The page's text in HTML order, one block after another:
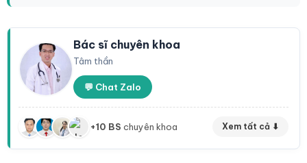
Bác sĩ chuyên khoa
Tâm thần
💬 Chat Zalo
+10 BS chuyên khoa Xem tất cả ⬇